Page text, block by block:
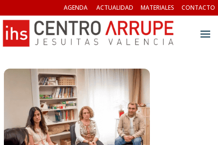
AGENDA ACTUALIDAD MATERIALES CONTACTO